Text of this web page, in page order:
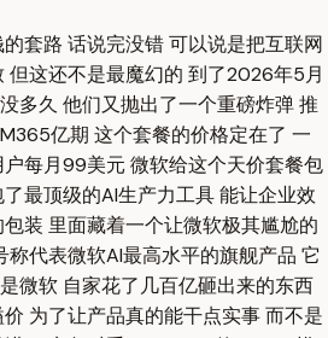
套路 话说完没错 可以说是把互联网
但这还不是最魔幻的 到了2026年5月
多久 他们又抛出了一个重磅炸弹 推
亿期 这个套餐的价格定在了 一
每月99美元 微软给这个天价套餐包
最顶级的AI生产力工具 能让企业效
装 里面藏着一个让微软极其尴尬的
代表微软AI最高水平的旗舰产品 它
微软 自家花了几百亿砸出来的东西
为了让产品真的能干点实事 而不是